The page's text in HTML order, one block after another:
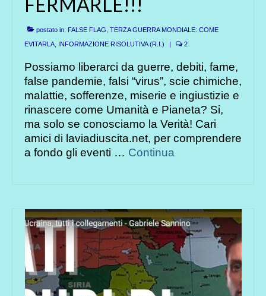
postato in: FALSE FLAG, TERZA GUERRA MONDIALE: COME
EVITARLA INFORMAZIONE RISOLUTIVA (R.I.) | 2
Possiamo liberarci da guerre, debiti, fame,
false pandemie, falsi “virus”, scie chimiche,
malattie, sofferenze, miserie e ingiustizie e
rinascere come Umanità e Pianeta? Si,
ma solo se conosciamo la Verità! Cari
amici di laviadiuscita.net, per comprendere
a fondo gli eventi … Continua